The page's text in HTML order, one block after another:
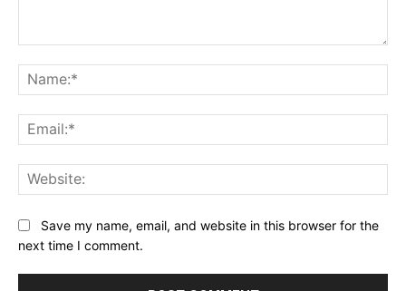
Save my name, email, and website in this browser for the
next time I comment.